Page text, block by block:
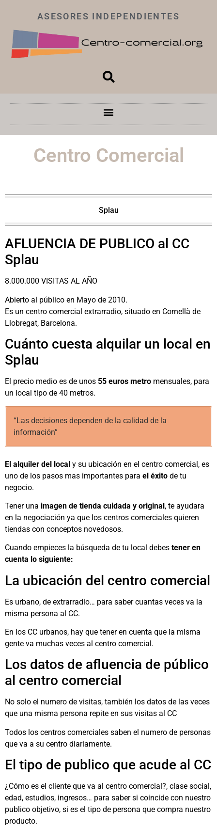
ASESORES INDEPENDIENTES
Centro Comercial
Splau
AFLUENCIA DE PUBLICO al CC
Splau
8.000.000 VISITAS AL AÑO
Abierto al público en Mayo de 2010.
Es un centro comercial extrarradio, situado en Cornellà de
Llobregat, Barcelona.
Cuánto cuesta alquilar un local en
Splau
El precio medio es de unos 55 euros metro mensuales, para
un local tipo de 40 metros.
“Las decisiones dependen de la calidad de la
información”
El alquiler del local y su ubicación en el centro comercial, es
uno de los pasos mas importantes para el éxito de tu
negocio.
Tener una imagen de tienda cuidada y original, te ayudara
en la negociación ya que los centros comerciales quieren
tiendas con conceptos novedosos.
Cuando empieces la búsqueda de tu local debes tener en
cuenta lo siguiente:
La ubicación del centro comercial
Es urbano, de extrarradio… para saber cuantas veces va la
misma persona al CC.
En los CC urbanos, hay que tener en cuenta que la misma
gente va muchas veces al centro comercial.
Los datos de afluencia de público
al centro comercial
No solo el numero de visitas, también los datos de las veces
que una misma persona repite en sus visitas al CC
Todos los centros comerciales saben el numero de personas
que va a su centro diariamente.
El tipo de publico que acude al CC
¿Cómo es el cliente que va al centro comercial?, clase social,
edad, estudios, ingresos… para saber si coincide con nuestro
publico objetivo, si es el tipo de persona que compra nuestro
producto.